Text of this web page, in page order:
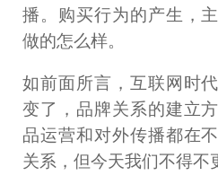
播。购买行为的产生，
做的怎么样。
如前面所言，互联网时
变了，品牌关系的建立
品运营和对外传播都在
关系，但今天我们不得不